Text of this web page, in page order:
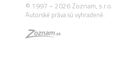
© 1997 – 2026 Zoznam, s.r.o.
Autorské práva sú vyhradené.